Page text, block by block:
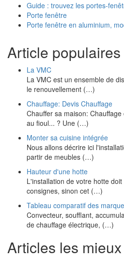
Guide : trouvez les portes-
Porte fenêtre
Porte fenêtre en aluminium,
Article populaires
La VMC
La VMC est un ensemble de
le renouvellement (…)
Chauffage: Devis Chauffage
Chauffer sa maison:
au fioul... ? Une (…)
Monter sa cuisine intégrée
Nous allons décrire ici
partir de meubles (…)
Hauteur d'une hotte
L'installation de votre hotte
consignes, sinon cet (…)
Tableau comparatif des
Convecteur, soufflant,
de chauffage électrique, (…)
Articles les